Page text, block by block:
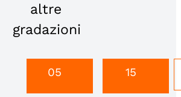
altre
gradazioni
05 15